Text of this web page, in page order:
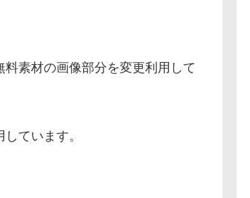
素材の画像部分を変更利用して
ています。